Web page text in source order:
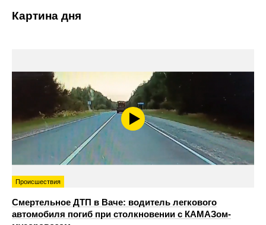
Картина дня
Происшествия
Смертельное ДТП в Ваче: водитель легкового
автомобиля погиб при столкновении с КАМАЗом-